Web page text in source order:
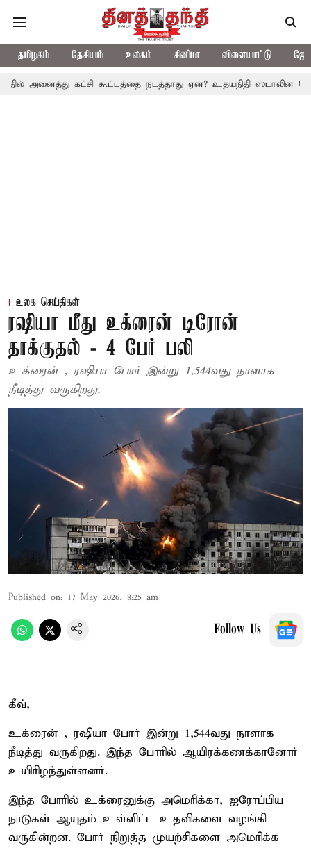
தமிழகம் தேசியம் உலகம் சினிமா விளையாட்டு
கட்சி கூட்டத்தை நடத்தாது ஏன்? உதயநிதி ஸ்டாலின் கேள்வி
உலக செய்திகள்
ரஷியா மீது உக்ரைன் டிரோன்
தாக்குதல் - 4 பேர் பலி
உக்ரைன் , ரஷியா போர் இன்று 1,544வது நாளாக
நீடித்து வருகிறது.
Published on: 17 May 2026, 8:25 am
Follow Us
கீவ்,
உக்ரைன் , ரஷியா போர் இன்று 1,544வது நாளாக
நீடித்து வருகிறது. இந்த போரில் ஆயிரக்கணக்கானோர்
உயிரிழந்துள்ளனர்.
இந்த போரில் உக்ரைனுக்கு அமெரிக்கா, ஐரோப்பிய
நாடுகள் ஆயுதம் உள்ளிட்ட உதவிகளை வழங்கி
வருகின்றன. போர் நிறுத்த முயற்சிகளை அமெரிக்க